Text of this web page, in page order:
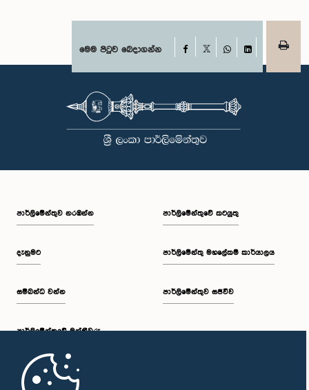
මෙම පිටුව බෙදාගන්න Facebook
WhatsAppLinkedIn
පාර්ලි‌මේන්තුව නරඹන්න
දැනුමට
සම්බන්ධ වන්න
පාර්ලි‌මේන්තුවේ මන්ත්‍රීවරු
මුල් පිටුව
පාර්ලිමේන්තුවේ කටයුතු
පාර්ලිමේන්තු මහලේකම් කාර්යාලය
පාර්ලිමේන්තුව සජීවීව